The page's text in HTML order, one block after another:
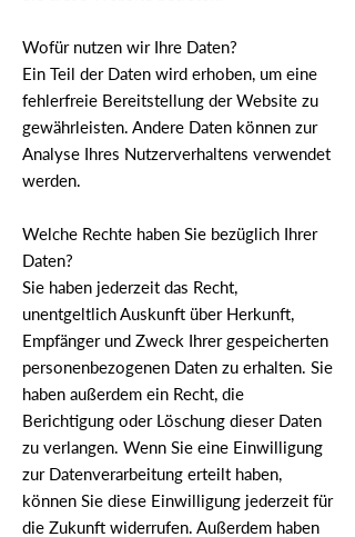
Wofür nutzen wir Ihre Daten?
Ein Teil der Daten wird erhoben, um eine
fehlerfreie Bereitstellung der Website zu
gewährleisten. Andere Daten können zur
Analyse Ihres Nutzerverhaltens verwendet
werden.
Welche Rechte haben Sie bezüglich Ihrer
Daten?
Sie haben jederzeit das Recht,
unentgeltlich Auskunft über Herkunft,
Empfänger und Zweck Ihrer gespeicherten
personenbezogenen Daten zu erhalten. Sie
haben außerdem ein Recht, die
Berichtigung oder Löschung dieser Daten
zu verlangen. Wenn Sie eine Einwilligung
zur Datenverarbeitung erteilt haben,
können Sie diese Einwilligung jederzeit für
die Zukunft widerrufen. Außerdem haben